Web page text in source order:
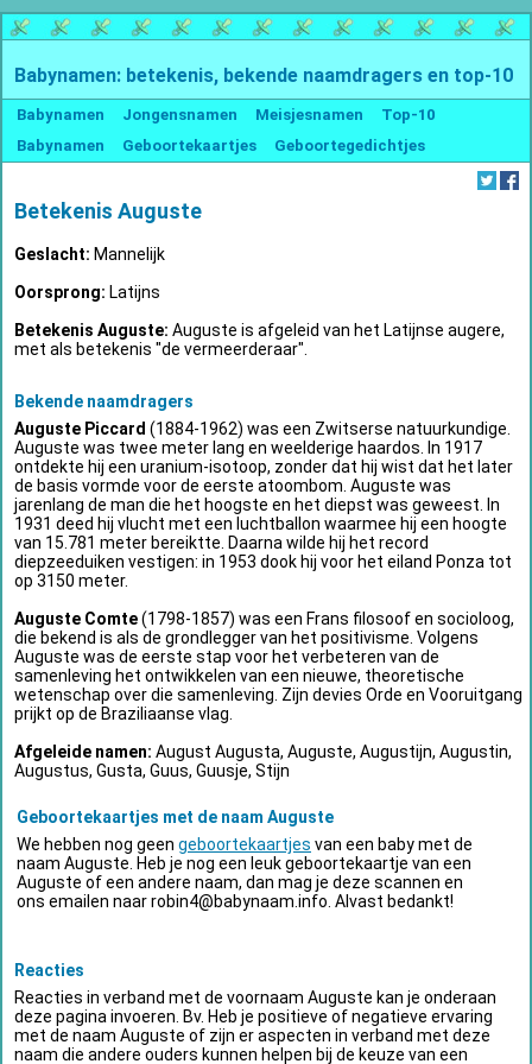
Babynamen: betekenis, bekende naamdragers en top-10
Babynamen Jongensnamen Meisjesnamen
Top-10
Babynamen
Geboortekaartjes Geboortegedichtjes
Betekenis Auguste
Geslacht: Mannelijk
Oorsprong: Latijns
Betekenis Auguste: Auguste is afgeleid van het Latijnse augere,
met als betekenis "de vermeerderaar".
Bekende naamdragers
Auguste Piccard (1884-1962) was een Zwitserse natuurkundige.
Auguste was twee meter lang en weelderige haardos. In 1917
ontdekte hij een uranium-isotoop, zonder dat hij wist dat het later
de basis vormde voor de eerste atoombom. Auguste was
jarenlang de man die het hoogste en het diepst was geweest. In
1931 deed hij vlucht met een luchtballon waarmee hij een hoogte
van 15.781 meter bereiktte. Daarna wilde hij het record
diepzeeduiken vestigen: in 1953 dook hij voor het eiland Ponza tot
op 3150 meter.
Auguste Comte(1798-1857) was een Frans filosoof en socioloog,
die bekend is als de grondlegger van het positivisme. Volgens
Auguste was de eerste stap voor het verbeteren van de
samenleving het ontwikkelen van een nieuwe, theoretische
wetenschap over die samenleving. Zijn devies Orde en Vooruitgang
prijkt op de Braziliaanse vlag.
Afgeleide namen: August Augusta, Auguste, Augustijn, Augustin,
Augustus, Gusta, Guus, Guusje, Stijn
Geboortekaartjes met de naam Auguste
We hebben nog geen geboortekaartjes van een baby met de
naam Auguste. Heb je nog een leuk geboortekaartje van een
Auguste of een andere naam, dan mag je deze scannen en
ons emailen naarrobin4@babynaam.info . Alvast bedankt!
Reacties
Reacties in verband met de voornaam Auguste kan je onderaan
deze pagina invoeren. Bv. Heb je positieve of negatieve ervaring
met de naam Auguste of zijn er aspecten in verband met deze
naam die andere ouders kunnen helpen bij de keuze van een